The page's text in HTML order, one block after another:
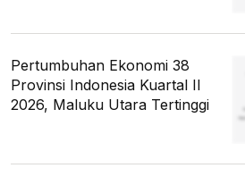
Pertumbuhan Ekonomi 38
Provinsi Indonesia Kuartal II
2026, Maluku Utara Tertinggi